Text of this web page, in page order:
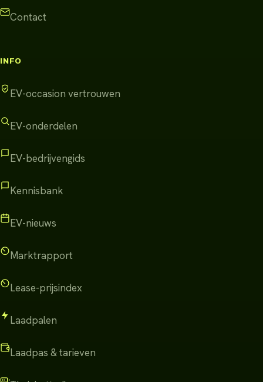
Contact
INFO
EV-occasion vertrouwen
EV-onderdelen
EV-bedrijvengids
Kennisbank
EV-nieuws
Marktrapport
Lease-prijsindex
Laadpalen
Laadpas & tarieven